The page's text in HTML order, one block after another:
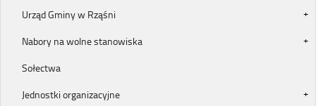
Urząd Gminy w Rząśni
Nabory na wolne stanowiska
Sołectwa
Jednostki organizacyjne